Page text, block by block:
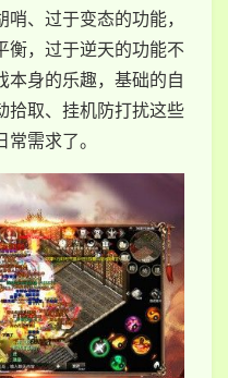
、过于变态的功能，
衡，过于逆天的功能不
本身的乐趣，基础的自
拾取、挂机防打扰这些
需求了。